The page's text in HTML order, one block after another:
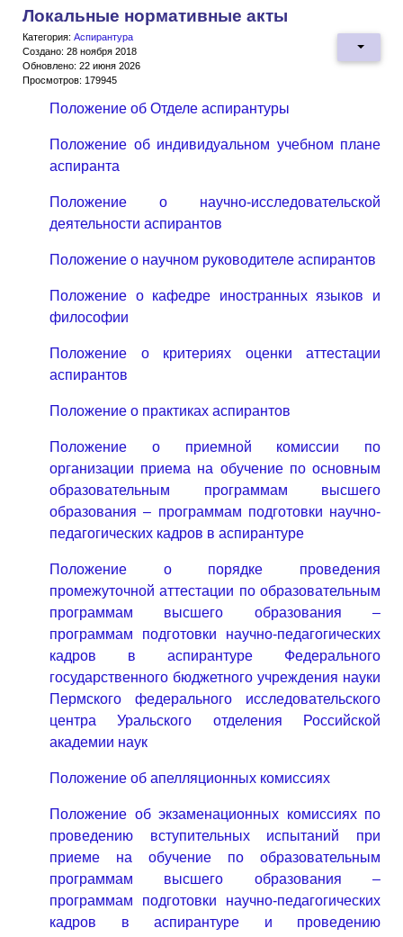
Локальные нормативные акты
Категория: Аспирантура
Создано: 28 ноября 2018
Обновлено: 22 июня 2026
Просмотров: 179945
Положение об Отделе аспирантуры
Положение об индивидуальном учебном плане
аспиранта
Положение о научно-исследовательской
деятельности аспирантов
Положение о научном руководителе аспирантов
Положение о кафедре иностранных языков и
философии
Положение о критериях оценки аттестации
аспирантов
Положение о практиках аспирантов
Положение о приемной комиссии по
организации приема на обучение по основным
образовательным программам высшего
образования – программам подготовки научно-
педагогических кадров в аспирантуре
Положение о порядке проведения
промежуточной аттестации по образовательным
программам высшего образования –
программам подготовки научно-педагогических
кадров в аспирантуре Федерального
государственного бюджетного учреждения науки
Пермского федерального исследовательского
центра Уральского отделения Российской
академии наук
Положение об апелляционных комиссиях
Положение об экзаменационных комиссиях по
проведению вступительных испытаний при
приеме на обучение по образовательным
программам высшего образования –
программам подготовки научно-педагогических
кадров в аспирантуре и проведению